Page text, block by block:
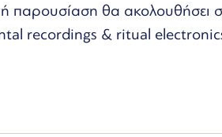
παρουσίαση θα ακολουθήσει
recordings & ritual